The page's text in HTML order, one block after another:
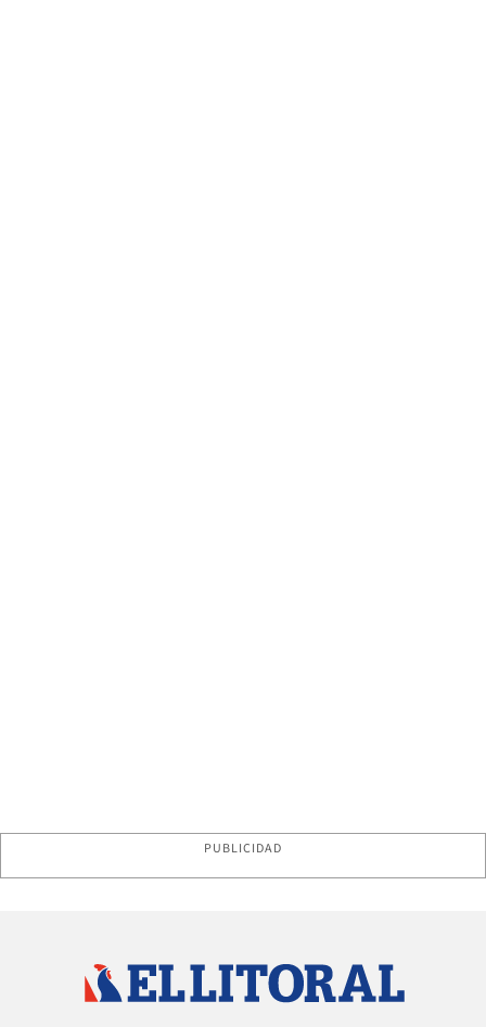
PUBLICIDAD